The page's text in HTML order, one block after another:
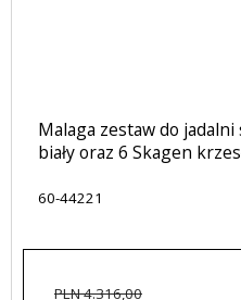
Malaga zestaw do jadalni
biały oraz 6 Skagen
60-44221
PLN 4.316,00